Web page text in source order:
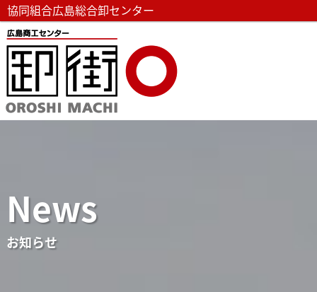
協同組合広島総合卸センター
News
お知らせ